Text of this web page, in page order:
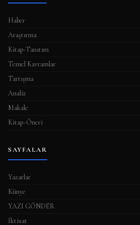
a
s
ı
Haber
Araştırma
Kitap-Tanıtım
Temel Kavramlar
Tartışma
Analiz
Makale
Kitap-Öneri
SAYFALAR
Yazarlar
Künye
YAZI GÖNDER
İktisat